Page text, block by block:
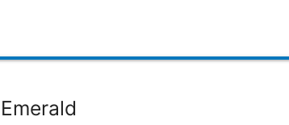
Emerald